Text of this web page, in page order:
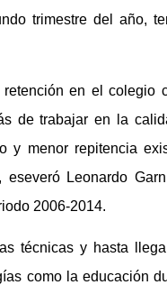
trimestre del año,
en el colegio
de trabajar en la
y menor repitencia
eseveró Leonardo
2006-2014.
técnicas y hasta
como la educación